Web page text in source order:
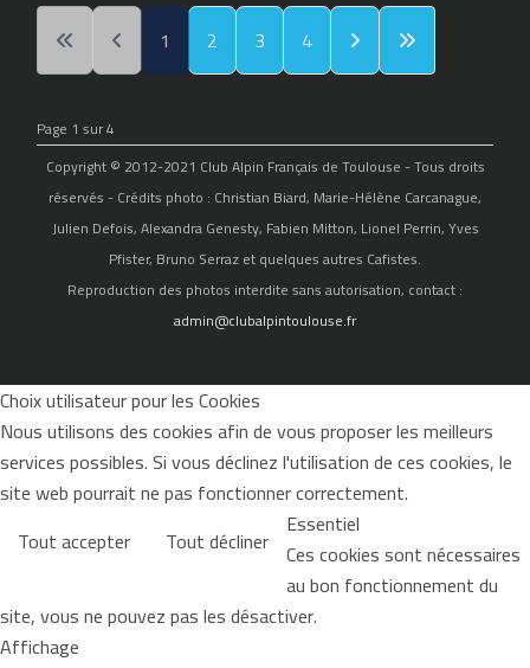
1 2 3 4
Page 1 sur 4
Copyright © 2012-2021 Club Alpin Français de Toulouse - Tous droits
réservés - Crédits photo : Christian Biard, Marie-Hélène Carcanague,
Julien Defois, Alexandra Genesty, Fabien Mitton, Lionel Perrin, Yves
Pfister, Bruno Serraz et quelques autres Cafistes.
Reproduction des photos interdite sans autorisation, contact :
admin@clubalpintoulouse.fr
Choix utilisateur pour les Cookies
Nous utilisons des cookies afin de vous proposer les meilleurs
services possibles. Si vous déclinez l'utilisation de ces cookies, le
site web pourrait ne pas fonctionner correctement.
Tout accepter
Tout décliner Essentiel
Ces cookies sont nécessaires
au bon fonctionnement du
site, vous ne pouvez pas les désactiver.
Affichage